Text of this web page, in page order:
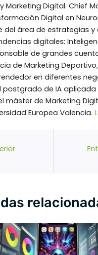
Marketing Digital. Chief
Digital en
del área de estrategias y
digitales:
de grandes
de Marketing
en diferentes
postgrado de IA aplicada
máster de Marketing
Europea Valencia.